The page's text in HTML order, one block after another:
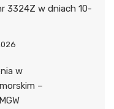
3324Z w dniach 10-
w
–